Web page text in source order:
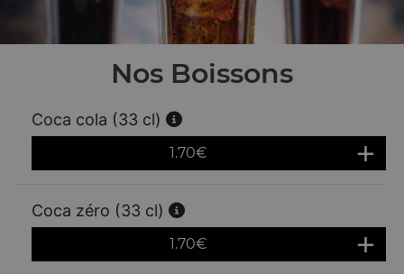
Nos Boissons
Coca cola (33 cl)
1.70€
Coca zéro (33 cl)
1.70€